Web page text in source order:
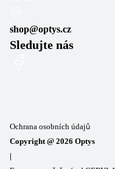
shop@optys.cz
Sledujte nás
Ochrana osobních údajů
Copyright @ 2026 Optys
|